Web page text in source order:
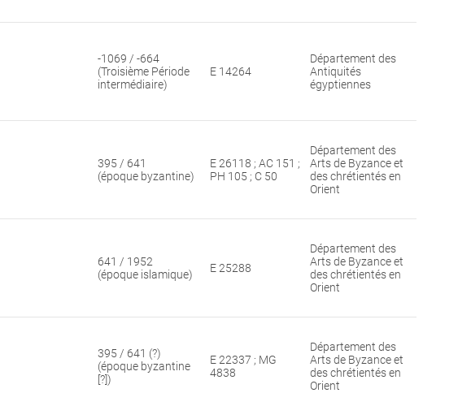
-1069 / -664
(Troisième Période
intermédiaire)
E 14264
Département des
Antiquités
égyptiennes
395 / 641
(époque byzantine)
E 26118 ; AC 151 ;
PH 105 ; C 50
Département des
Arts de Byzance et
des chrétientés en
Orient
641 / 1952
(époque islamique)
E 25288
Département des
Arts de Byzance et
des chrétientés en
Orient
395 / 641 (?)
(époque byzantine
[?])
E 22337 ; MG
4838
Département des
Arts de Byzance et
des chrétientés en
Orient